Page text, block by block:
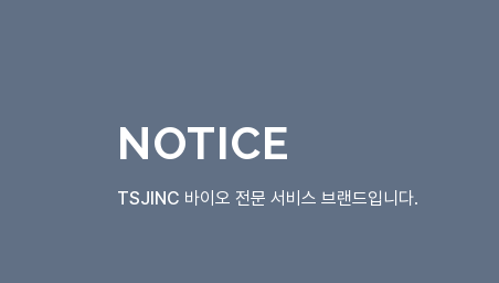
NOTICE
TSJINC 바이오 전문 서비스 브랜드입니다.